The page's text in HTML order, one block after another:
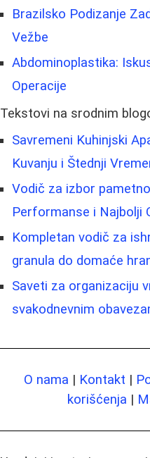
Brazilsko Podizanje
Vežbe
Abdominoplastika:
Operacije
Tekstovi na srodnim
Savremeni Kuhinjski
Kuvanju i Štednji
Vodič za izbor
Performanse i Najbolji
Kompletan vodič za
granula do domaće
Saveti za organizaciju
svakodnevnim
O nama | Kontakt |
korišćenja |